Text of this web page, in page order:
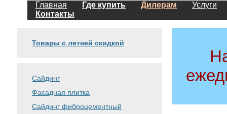
Главная Где купить Дилерам
Услуги
Контакты
Товары с летней скидкой
Сайдинг
Фасадная плитка
Сайдинг фиброцементный